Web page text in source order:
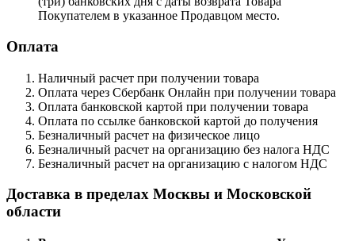
Покупателем в указанное Продавцом место.
Оплата
Наличный расчет при получении товара
Оплата через Сбербанк Онлайн при получении товара
Оплата банковской картой при получении товара
Оплата по ссылке банковской картой до получения
Безналичный расчет на физическое лицо
Безналичный расчет на организацию без налога НДС
Безналичный расчет на организацию с налогом НДС
Доставка в пределах Москвы и Московской
области